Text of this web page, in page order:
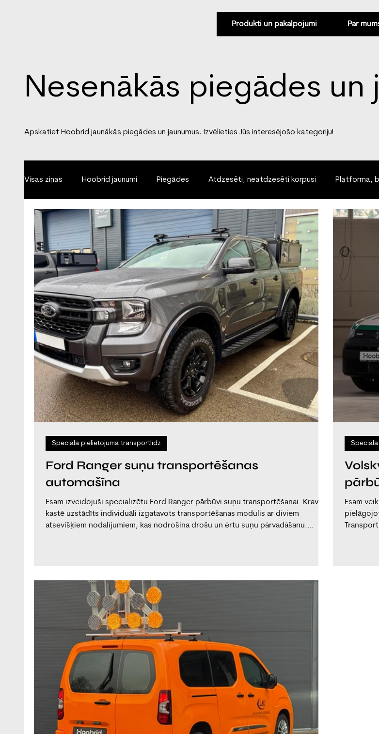
Produkti un pakalpojumi Par
Nesenākās piegādes un
Visas ziņas Hoobrid jaunumi Piegādes Atdzesēti, neatdzesēti korpusi Platforma,
Hidrauliskie pacēlāji šasijai Mikroautobusu hidrauliskie lifti BE-COMBI 3500PLUS sistēma
Furgonu apšuvumi Mikroautobusu mobilitātes risinājum Speciāla pielietojuma
Ford Ranger suņu transportēšanas
automašīna
Esam izveidojuši specializētu Ford Ranger pārbūvi suņu transportēšanai. Kravas
kastē uzstādīts individuāli izgatavots transportēšanas modulis ar diviem
atsevišķiem nodalījumiem, kas nodrošina drošu un ērtu suņu pārvadāšanu.
Speciāla pielietojuma transportlīdz
Esam
Apskatiet Hoobrid jaunākās piegādes un jaunumus. Izvēlieties Jūs interesējošo kategoriju!